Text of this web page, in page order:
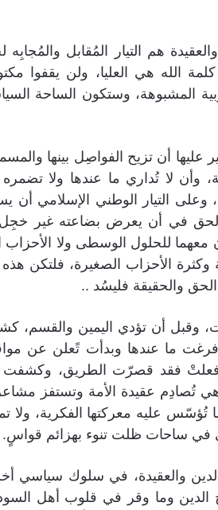
هم التيار المُقابل والمُجابِه
الله هي العليا، ولن يقفوا
المشبوهة، وستكون الساحة
عليها أن تزيح الفواصِل بينها
وأن لا تُداري ما عندها ولا
وعلى التيار الوطني الإسلامي أن
الحق في أن يعرض بضاعته غير خجِل
معهما للحلول الوسطى ولا الأحزاب
وكثرة الأحزاب الصغيرة، فلتكن
الحق والحقيقة فليسُد ..
وقبل أن تؤدي اليمين والقسم،
ما عندها وبدأت تًعلن عن
فعلتْ فقد قصرّت الطريق،
وهي تُصادِم عقيدة الأمة وتستفز
عليه معركتها الفكرية، ولا
في ساحات ظلت تنوء بهزائم قواسٍ.
والعقيدة، في سلوك سياسي
وما وقر في قلوب أهل